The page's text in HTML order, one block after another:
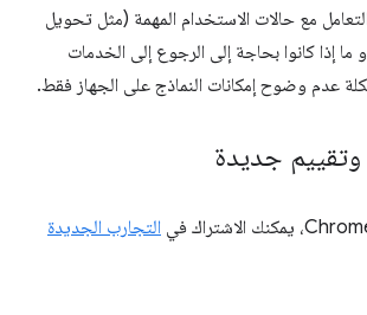
مع حالات الاستخدام المهمة (مثل تحويل
ما إذا كانوا بحاجة إلى الرجوع إلى الخدمات
عدم وضوح إمكانات النماذج على الجهاز فقط.
جديدة
التجارب الجديدة